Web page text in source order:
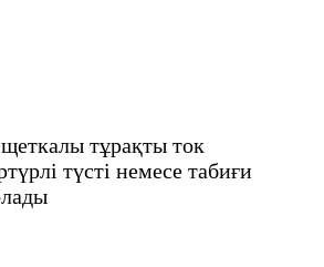
тұрақты ток
түсті немесе табиғи